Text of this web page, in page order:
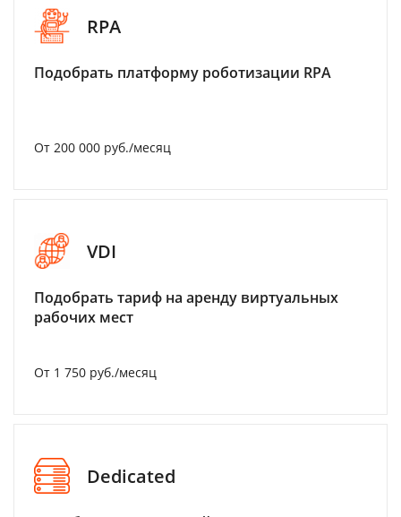
RPA
Подобрать платформу роботизации RPA
От 200 000 руб./месяц
VDI
Подобрать тариф на аренду виртуальных
рабочих мест
От 1 750 руб./месяц
Dedicated